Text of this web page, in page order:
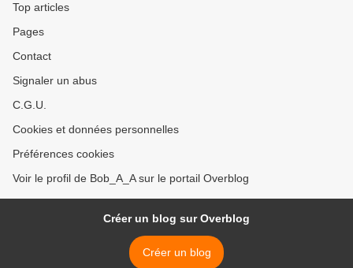
Top articles
Pages
Contact
Signaler un abus
C.G.U.
Cookies et données personnelles
Préférences cookies
Voir le profil de Bob_A_A sur le portail Overblog
Créer un blog sur Overblog
Créer un blog